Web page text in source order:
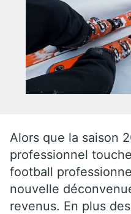
Alors que la saison
professionnel
football
nouvelle
revenus. En plus